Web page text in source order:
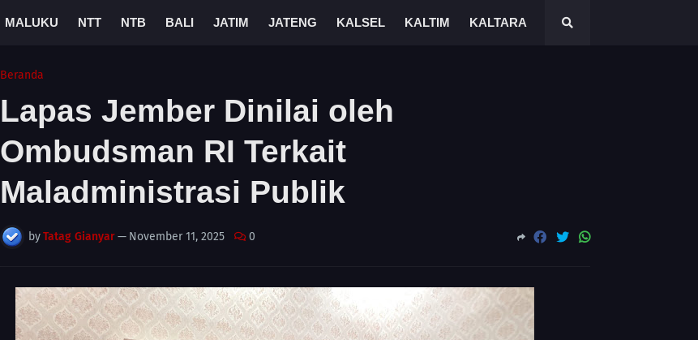
MALUKU NTT NTB BALI JATIM JATENG KALSEL KALTIM KALTARA
Beranda
Lapas Jember Dinilai oleh
Ombudsman RI Terkait
Maladministrasi Publik
byTatag Gianyar— November 11, 2025 0